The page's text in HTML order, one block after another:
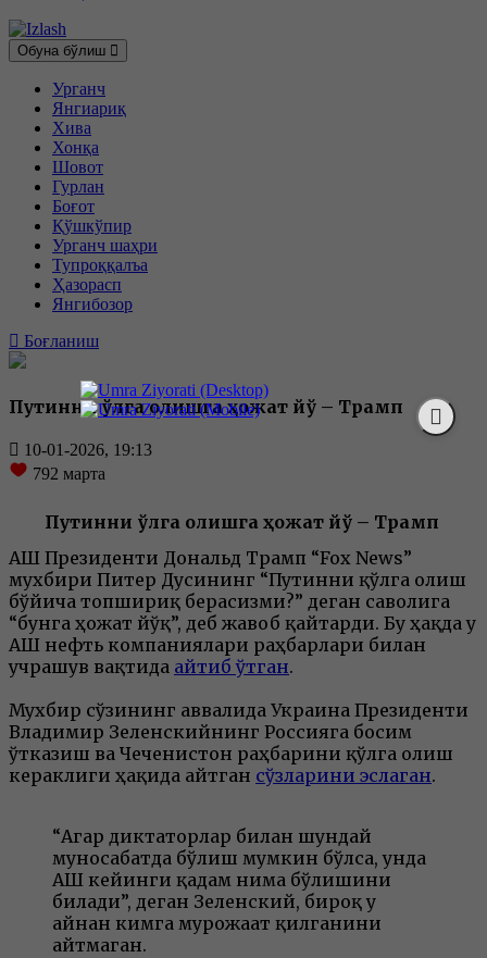
Обуна бўлиш
Урганч
Янгиариқ
Хива
Хонқа
Шовот
Гурлан
Боғот
Қўшкўпир
Урганч шаҳри
Тупроққалъа
Ҳазорасп
Янгибозор
Боғланиш
Путинни қўлга олишга ҳожат йўқ – Трамп
10-01-2026, 19:13
792 марта
Путинни қўлга олишга ҳожат йўқ – Трамп
АҚШ Президенти Дональд Трамп “Fox News”
мухбири Питер Дусининг “Путинни қўлга олиш
бўйича топшириқ берасизми?” деган саволига
“бунга ҳожат йўқ”, деб жавоб қайтарди. Бу ҳақда у
АҚШ нефть компаниялари раҳбарлари билан
учрашув вақтида айтиб ўтган.
Мухбир сўзининг аввалида Украина Президенти
Владимир Зеленскийнинг Россияга босим
ўтказиш ва Чеченистон раҳбарини қўлга олиш
кераклиги ҳақида айтган сўзларини эслаган.
“Агар диктаторлар билан шундай
муносабатда бўлиш мумкин бўлса, унда
АҚШ кейинги қадам нима бўлишини
билади”, деган Зеленский, бироқ у
айнан кимга мурожаат қилганини
айтмаган.